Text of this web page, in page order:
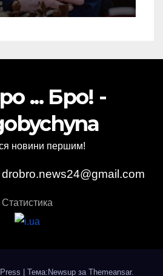
... Бро! -
новини першим!
drobro.news24@gmail.com
Статистика
Тема:Newsup за Themeansar.